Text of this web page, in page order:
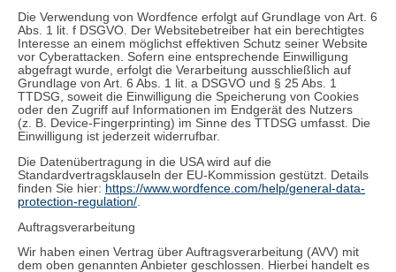
Die Verwendung von Wordfence erfolgt auf Grundlage von Art. 6
Abs. 1 lit. f DSGVO. Der Websitebetreiber hat ein berechtigtes
Interesse an einem möglichst effektiven Schutz seiner Website
vor Cyberattacken. Sofern eine entsprechende Einwilligung
abgefragt wurde, erfolgt die Verarbeitung ausschließlich auf
Grundlage von Art. 6 Abs. 1 lit. a DSGVO und § 25 Abs. 1
TTDSG, soweit die Einwilligung die Speicherung von Cookies
oder den Zugriff auf Informationen im Endgerät des Nutzers
(z. B. Device-Fingerprinting) im Sinne des TTDSG umfasst. Die
Einwilligung ist jederzeit widerrufbar.
Die Datenübertragung in die USA wird auf die
Standardvertragsklauseln der EU-Kommission gestützt. Details
finden Sie hier: https://www.wordfence.com/help/general-data-
protection-regulation/
Auftragsverarbeitung
Wir haben einen Vertrag über Auftragsverarbeitung (AVV) mit
dem oben genannten Anbieter geschlossen. Hierbei handelt es